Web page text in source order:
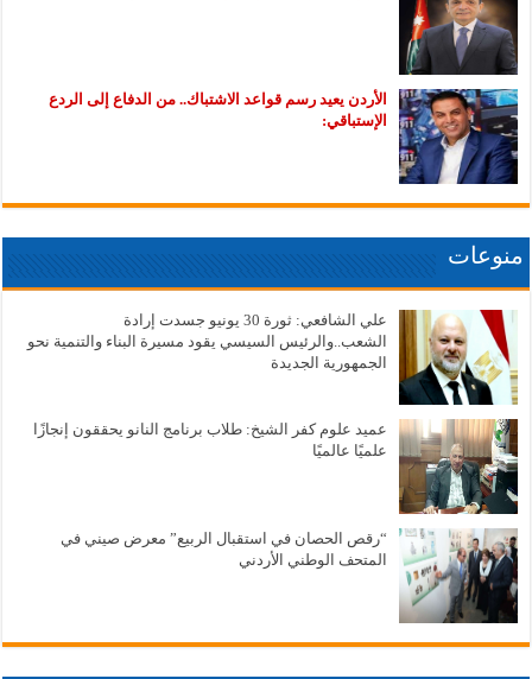
الأردن يعيد رسم قواعد الاشتباك.. من الدفاع إلى الردع
الإستباقي:
منوعات
علي الشافعي: ثورة 30 يونيو جسدت إرادة
الشعب..والرئيس السيسي يقود مسيرة البناء والتنمية نحو
الجمهورية الجديدة
عميد علوم كفر الشيخ: طلاب برنامج النانو يحققون إنجازًا
علميًا عالميًا
“رقص الحصان في استقبال الربيع” معرض صيني في
المتحف الوطني الأردني